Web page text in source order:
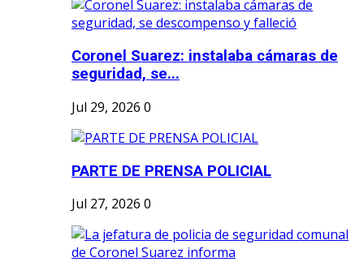
Coronel Suarez: instalaba cámaras de
seguridad, se...
Jul 29, 2026 0
PARTE DE PRENSA POLICIAL
Jul 27, 2026 0